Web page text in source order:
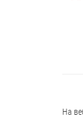
На